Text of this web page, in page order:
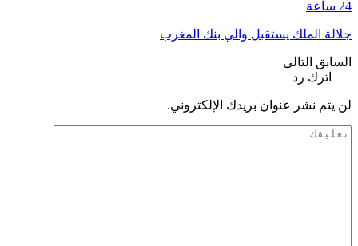
24 ساعة
جلالة الملك يستقبل والي بنك المغرب
السابق التالي
اترك رد
لن يتم نشر عنوان بريدك الإلكتروني.